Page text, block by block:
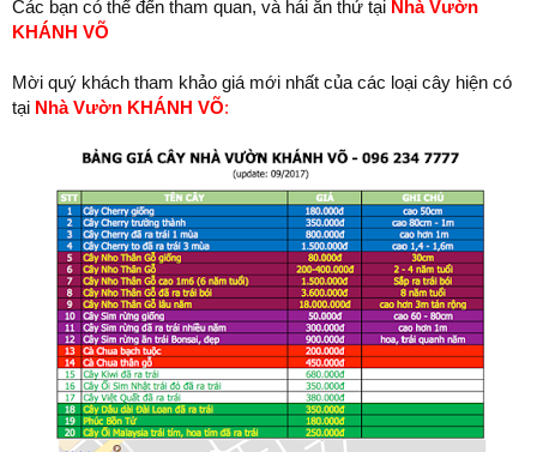
Các bạn có thể đến tham quan, và hái ăn thử tại Nhà Vườn
KHÁNH VÕ
Mời quý khách tham khảo giá mới nhất của các loại cây hiện có
tại Nhà Vườn KHÁNH VÕ: